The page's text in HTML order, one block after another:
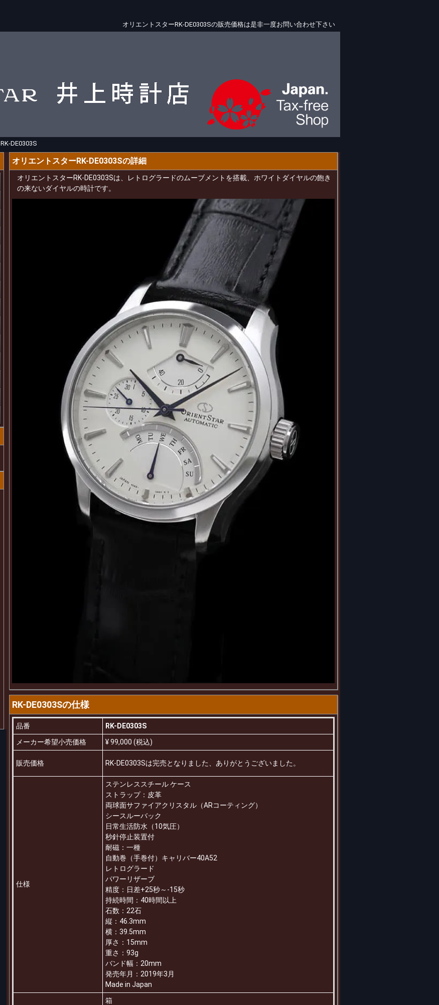
オリエントスターRK-DE0303Sの販売価格は是非一度お問い合わせ下さい
RK-DE0303S
オリエントスターRK-DE0303Sの詳細
オリエントスターRK-DE0303Sは、レトログラードのムーブメントを搭載、ホワイトダイヤルの飽き
の来ないダイヤルの時計です。
RK-DE0303Sの仕様
品番
RK-DE0303S
メーカー希望小売価格
¥ 99,000 (税込)
販売価格 RK-DE0303Sは完売となりました、ありがとうございました。
仕様
ステンレススチール ケース
ストラップ：皮革
両球面サファイアクリスタル（ARコーティング）
シースルーバック
日常生活防水（10気圧）
秒針停止装置付
耐磁：一種
自動巻（手巻付）キャリバー40A52
レトログラード
パワーリザーブ
精度：日差+25秒～-15秒
持続時間：40時間以上
石数：22石
縦：46.3mm
横：39.5mm
厚さ：15mm
重さ：93g
バンド幅：20mm
発売年月：2019年3月
Made in Japan
箱